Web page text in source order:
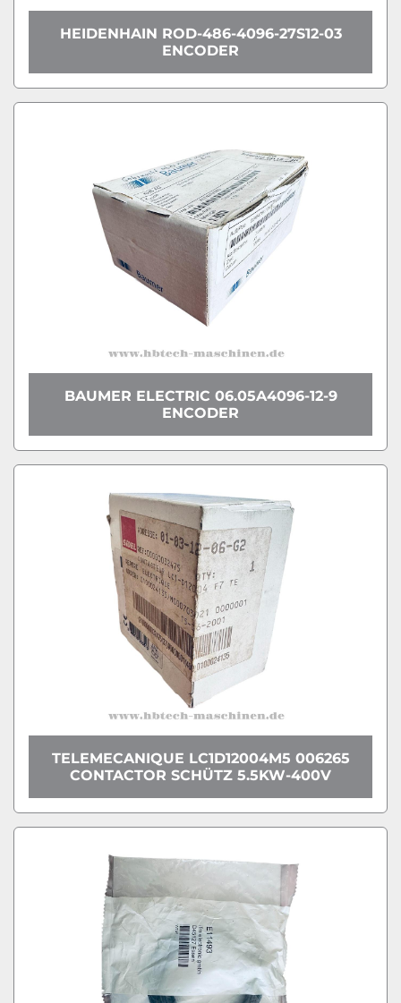
HEIDENHAIN ROD-486-4096-27S12-03
ENCODER
BAUMER ELECTRIC 06.05A4096-12-9
ENCODER
TELEMECANIQUE LC1D12004M5 006265
CONTACTOR SCHÜTZ 5.5KW-400V